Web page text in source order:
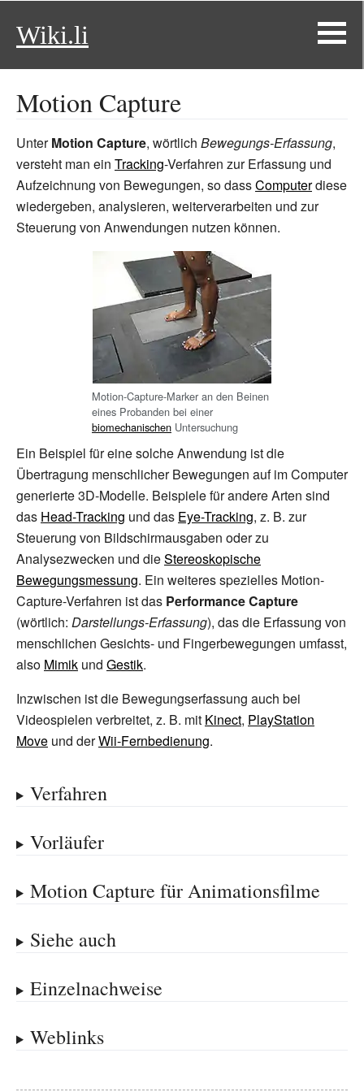
Wiki.li
Motion Capture
UnterMotion Capture, wörtlich Bewegungs-Erfassung,
versteht man ein Tracking-Verfahren zur Erfassung und
Aufzeichnung von Bewegungen, so dassComputerdiese
wiedergeben, analysieren, weiterverarbeiten und zur
Steuerung von Anwendungen nutzen können.
Motion-Capture-Marker an den Beinen
eines Probanden bei einer
biomechanischen Untersuchung
Ein Beispiel für eine solche Anwendung ist die
Übertragung menschlicher Bewegungen auf im Computer
generierte 3D-Modelle. Beispiele für andere Arten sind
das Head-Tracking und das Eye-Tracking, z. B. zur
Steuerung von Bildschirmausgaben oder zu
Analysezwecken und dieStereoskopische
Bewegungsmessung. Ein weiteres spezielles Motion-
Capture-Verfahren ist das Performance Capture
(wörtlich: Darstellungs-Erfassung), das die Erfassung von
menschlichen Gesichts- und Fingerbewegungen umfasst,
also Mimik und Gestik.
Inzwischen ist die Bewegungserfassung auch bei
Videospielen verbreitet, z. B. mit Kinect, PlayStation
Move und derWii-Fernbedienung.
Verfahren
Vorläufer
Motion Capture für Animationsfilme
Siehe auch
Einzelnachweise
Weblinks